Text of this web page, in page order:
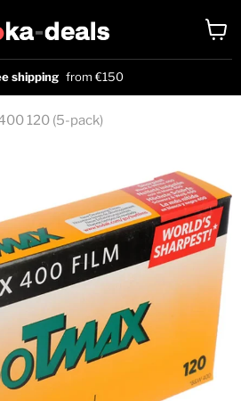
shipping from €150
cart
120 (5-pack)